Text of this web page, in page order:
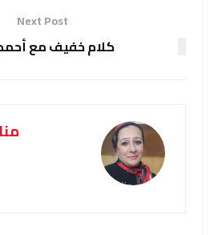
Next Post
كلام خفيف مع